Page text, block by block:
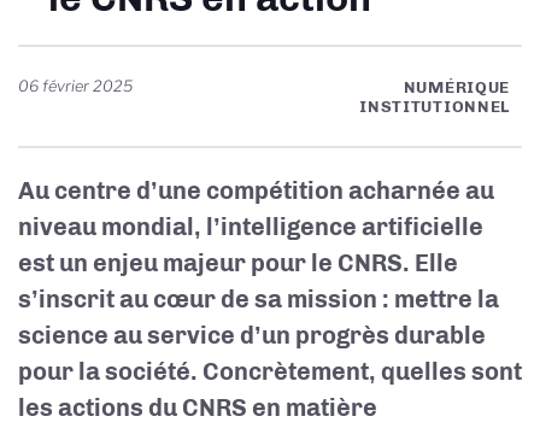
06 février 2025
NUMÉRIQUE
INSTITUTIONNEL
Au centre d’une compétition acharnée au
niveau mondial, l’intelligence artificielle
est un enjeu majeur pour le CNRS. Elle
s’inscrit au cœur de sa mission : mettre la
science au service d’un progrès durable
pour la société. Concrètement, quelles sont
les actions du CNRS en matière